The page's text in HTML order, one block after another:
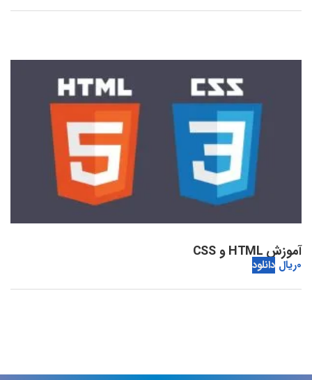
آموزش HTML و CSS
0ریال دانلود